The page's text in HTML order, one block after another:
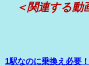
＜関連する動
1駅なのに乗換え必要